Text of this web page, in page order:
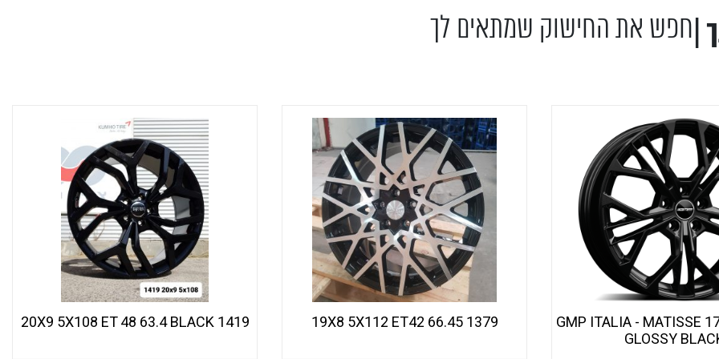
| חפש את החישוק שמתאים לך
GMP ITALIA - MATISSE
GLOSSY
1379 19X8 5X112 ET42 66.45
1419 20X9 5X108 ET 48 63.4 BLACK
צור קשר
תוצאות חיפוש